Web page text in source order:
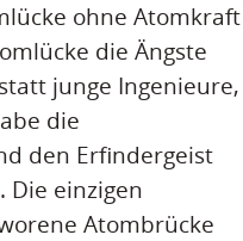
ohne Atomkraft
die Ängste
junge Ingenieure,
die
den Erfindergeist
Die einzigen
Atombrücke